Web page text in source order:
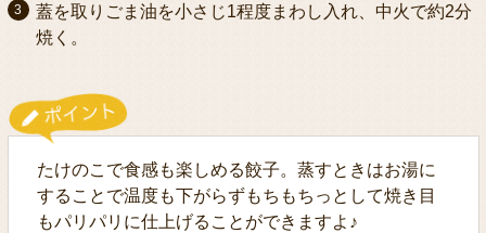
蓋を取りごま油を小さじ1程度まわし入れ、中火で約2分
焼く。
たけのこで食感も楽しめる餃子。蒸すときはお湯に
することで温度も下がらずもちもちっとして焼き目
もパリパリに仕上げることができますよ♪